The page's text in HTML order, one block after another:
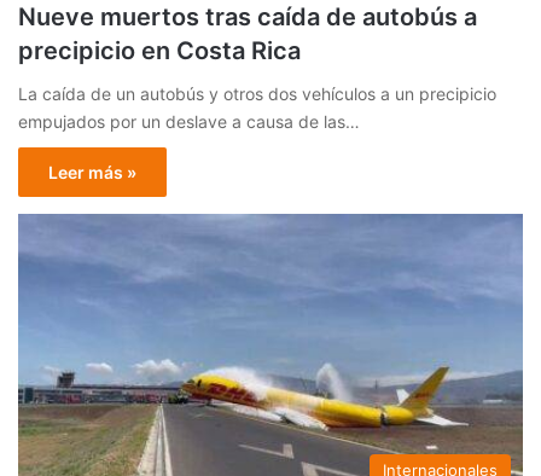
Nueve muertos tras caída de autobús a
precipicio en Costa Rica
La caída de un autobús y otros dos vehículos a un precipicio
empujados por un deslave a causa de las…
Leer más »
Internacionales